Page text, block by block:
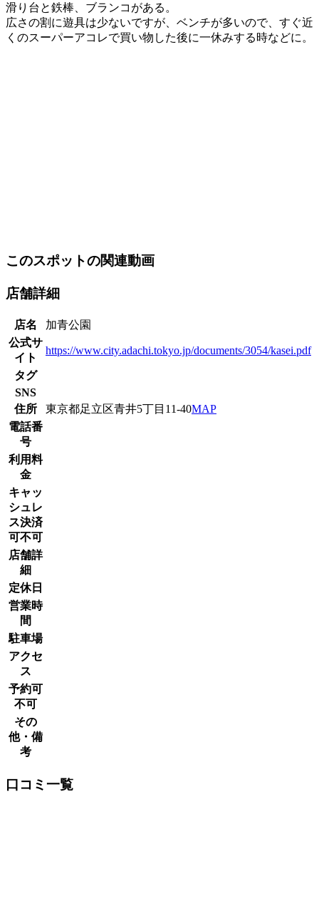
滑り台と鉄棒、ブランコがある。
広さの割に遊具は少ないですが、ベンチが多いので、すぐ近
くのスーパーアコレで買い物した後に一休みする時などに。
このスポットの関連動画
店舗詳細
店名
加青公園
公式サ
イト
https://www.city.adachi.tokyo.jp/documents/3054/kasei.pdf
タグ
SNS
住所
東京都足立区青井5丁目11-40MAP
電話番
号
利用料
金
キャッ
シュレ
ス決済
可不可
店舗詳
細
定休日
営業時
間
駐車場
アクセ
ス
予約可
不可
その
他・備
考
口コミ一覧